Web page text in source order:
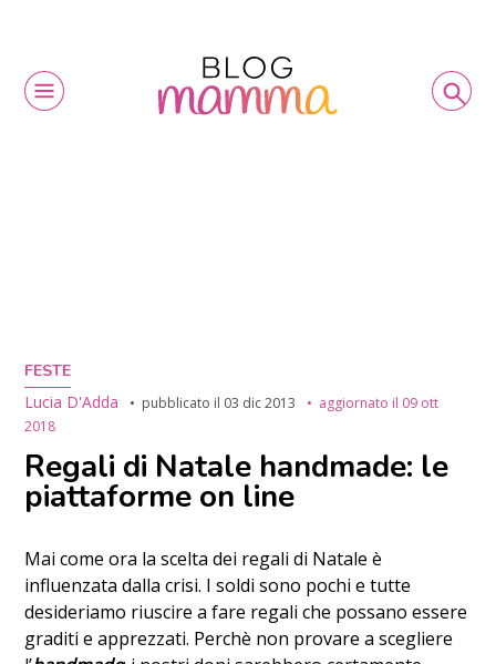
FESTE
Lucia D'Adda
pubblicato il 03 dic 2013 aggiornato il 09 ott
2018
Regali di Natale handmade: le
piattaforme on line
Mai come ora la scelta dei regali di Natale è
influenzata dalla crisi. I soldi sono pochi e tutte
desideriamo riuscire a fare regali che possano essere
graditi e apprezzati. Perchè non provare a scegliere